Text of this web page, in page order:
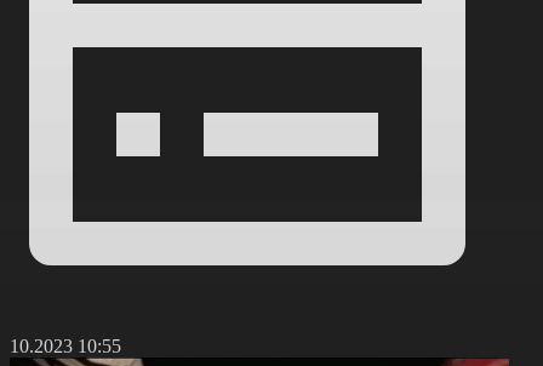
10:55